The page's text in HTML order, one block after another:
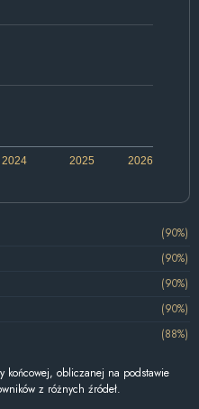
2024 2026
2025
(90%)
(90%)
(90%)
(90%)
(88%)
końcowej, obliczanej na podstawie
z różnych źródeł.